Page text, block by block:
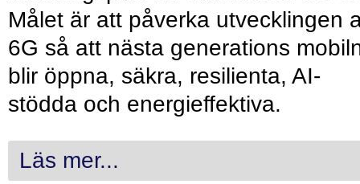
Målet är att påverka utvecklingen
6G så att nästa generations
blir öppna, säkra, resilienta, AI-
stödda och energieffektiva.
Läs mer...